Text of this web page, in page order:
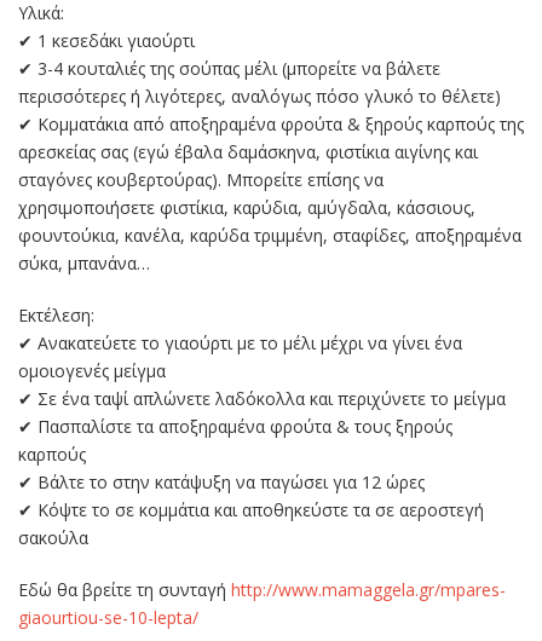
Υλικά:
✔ 1 κεσεδάκι γιαούρτι
✔ 3-4 κουταλιές της σούπας μέλι (μπορείτε να βάλετε
περισσότερες ή λιγότερες, αναλόγως πόσο γλυκό το θέλετε)
✔ Κομματάκια από αποξηραμένα φρούτα & ξηρούς καρπούς της
αρεσκείας σας (εγώ έβαλα δαμάσκηνα, φιστίκια αιγίνης και
σταγόνες κουβερτούρας). Μπορείτε επίσης να
χρησιμοποιήσετε φιστίκια, καρύδια, αμύγδαλα, κάσσιους,
φουντούκια, κανέλα, καρύδα τριμμένη, σταφίδες, αποξηραμένα
σύκα, μπανάνα…
Εκτέλεση:
✔ Ανακατεύετε το γιαούρτι με το μέλι μέχρι να γίνει ένα
ομοιογενές μείγμα
✔ Σε ένα ταψί απλώνετε λαδόκολλα και περιχύνετε το μείγμα
✔ Πασπαλίστε τα αποξηραμένα φρούτα & τους ξηρούς
καρπούς
✔ Βάλτε το στην κατάψυξη να παγώσει για 12 ώρες
✔ Κόψτε το σε κομμάτια και αποθηκεύστε τα σε αεροστεγή
σακούλα
Εδώ θα βρείτε τη συνταγή http://www.mamaggela.gr/mpares-
giaourtiou-se-10-lepta/